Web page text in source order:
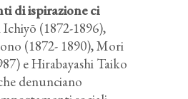
di ispirazione ci
(1872-1896),
(1872- 1890), Mori
e Hirabayashi Taiko
denunciano